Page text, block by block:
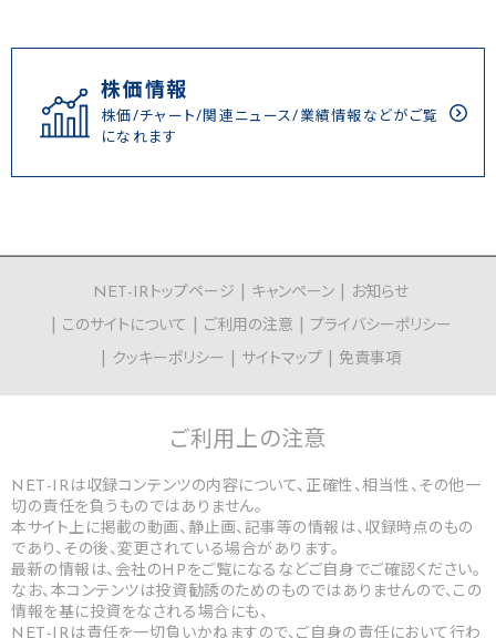
株価情報
株価/チャート/関連ニュース/業績情報などがご覧
になれます
NET-IRトップページ キャンペーン
お知らせ
このサイトについて
ご利用の注意
プライバシーポリシー
クッキーポリシー
サイトマップ 免責事項
ご利用上の注意
NET-IRは収録コンテンツの内容について、正確性、相当性、その他一
切の責任を負うものではありません。
本サイト上に掲載の動画、静止画、記事等の情報は、収録時点のもの
であり、その後、変更されている場合があります。
最新の情報は、会社のHPをご覧になるなどご自身でご確認ください。
なお、本コンテンツは投資勧誘のためのものではありませんので、この
情報を基に投資をなされる場合にも、
NET-IRは責任を一切負いかねますので、ご自身の責任において行わ